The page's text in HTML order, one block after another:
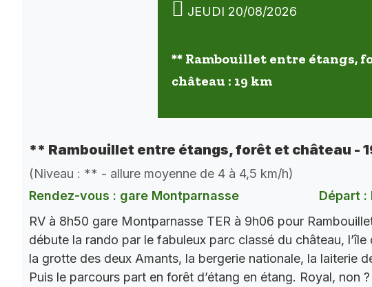
JEUDI 20/08/2026
** Rambouillet entre étangs,
château : 19 km
** Rambouillet entre étangs, forêt et château -
(Niveau : ** - allure moyenne de 4 à 4,5 km/h)
Rendez-vous : gare Montparnasse
Départ :
RV à 8h50 gare Montparnasse TER à 9h06 pour
débute la rando par le fabuleux parc classé du château, l’île
la grotte des deux Amants, la bergerie nationale, la laiterie
Puis le parcours part en forêt d’étang en étang. Royal, non